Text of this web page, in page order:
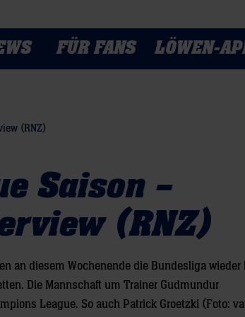
FÜR FANS LÖWEN-
(RNZ)
Saison –
(RNZ)
an diesem Wochenende die Bundesliga wieder
Die Mannschaft um Trainer Gudmundur
League. So auch Patrick Groetzki (Foto: